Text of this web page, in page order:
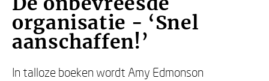
organisatie - ‘Snel
aanschaffen!’
In talloze boeken wordt Amy Edmonson